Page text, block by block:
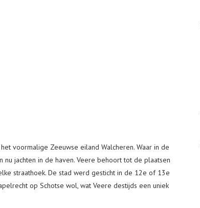
voormalige Zeeuwse eiland Walcheren. Waar in de
jachten in de haven. Veere behoort tot de plaatsen
straathoek. De stad werd gesticht in de 12e of 13e
op Schotse wol, wat Veere destijds een uniek